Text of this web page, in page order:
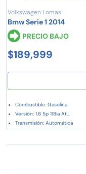
Volkswagen Lomas
Bmw Serie 1 2014
PRECIO BAJO
$189,999
Combustible: Gasolina
Versión: 1.6 5p 118ia At...
Transmisión: Automática